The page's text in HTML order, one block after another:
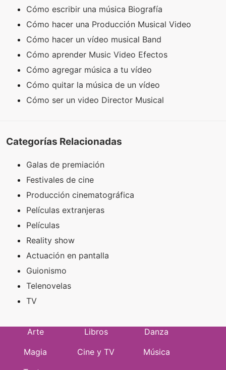
Cómo escribir una música Biografía
Cómo hacer una Producción Musical Video
Cómo hacer un vídeo musical Band
Cómo aprender Music Video Efectos
Cómo agregar música a tu vídeo
Cómo quitar la música de un vídeo
Cómo ser un video Director Musical
Categorías Relacionadas
Galas de premiación
Festivales de cine
Producción cinematográfica
Películas extranjeras
Películas
Reality show
Actuación en pantalla
Guionismo
Telenovelas
TV
Arte Libros
Danza
Magia
Cine y TV
Música